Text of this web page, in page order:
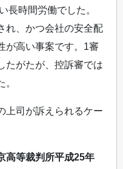
長時間労働でした。
れ、かつ会社の安全配
が高い事案です。1審
たがたが、控訴審では
上司が訴えられるケー
高等裁判所平成25年